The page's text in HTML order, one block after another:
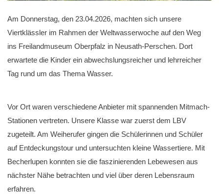
Am Donnerstag, den 23.04.2026, machten sich unsere
Viertklässler im Rahmen der Weltwasserwoche auf den Weg
ins Freilandmuseum Oberpfalz in Neusath-Perschen. Dort
erwartete die Kinder ein abwechslungsreicher und lehrreicher
Tag rund um das Thema Wasser.
Vor Ort waren verschiedene Anbieter mit spannenden Mitmach-
Stationen vertreten. Unsere Klasse war zuerst dem LBV
zugeteilt. Am Weiherufer gingen die Schülerinnen und Schüler
auf Entdeckungstour und untersuchten kleine Wassertiere. Mit
Becherlupen konnten sie die faszinierenden Lebewesen aus
nächster Nähe betrachten und viel über deren Lebensraum
erfahren.